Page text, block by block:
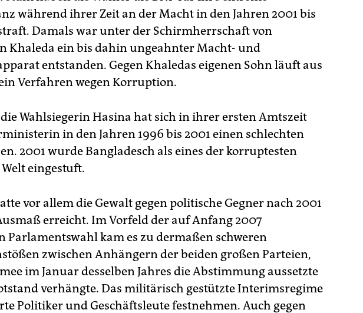
während ihrer Zeit an der Macht in den Jahren 2001 bis
Damals war unter der Schirmherrschaft von
Khaleda ein bis dahin ungeahnter Macht- und
entstanden. Gegen Khaledas eigenen Sohn läuft aus
Verfahren wegen Korruption.
Wahlsiegerin Hasina hat sich in ihrer ersten Amtszeit
in den Jahren 1996 bis 2001 einen schlechten
2001 wurde Bangladesch als eines der korruptesten
eingestuft.
vor allem die Gewalt gegen politische Gegner nach 2001
erreicht. Im Vorfeld der auf Anfang 2007
Parlamentswahl kam es zu dermaßen schweren
zwischen Anhängern der beiden großen Parteien,
im Januar desselben Jahres die Abstimmung aussetzte
verhängte. Das militärisch gestützte Interimsregime
Politiker und Geschäftsleute festnehmen. Auch gegen